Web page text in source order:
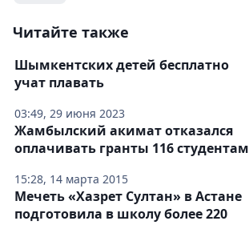
Читайте также
03:49, 29 июня 2023
Шымкентских детей бесплатно
учат плавать
15:28, 14 марта 2015
Жамбылский акимат отказался
оплачивать гранты 116 студентам
Мечеть «Хазрет Султан» в Астане
подготовила в школу более 220